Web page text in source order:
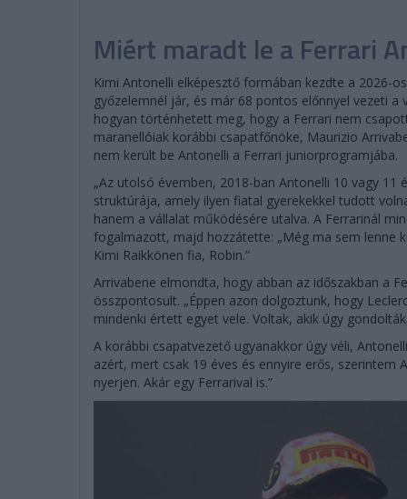
Miért maradt le a Ferrari
Kimi Antonelli elképesztő formában kezdte a 2026-
győzelemnél jár, és már 68 pontos előnnyel vezeti
hogyan történhetett meg, hogy a Ferrari nem
maranellóiak korábbi csapatfőnöke, Maurizio
nem került be Antonelli a Ferrari juniorprogramjába.
„Az utolsó évemben, 2018-ban Antonelli 10 vagy
struktúrája, amely ilyen fiatal gyerekekkel tudott
hanem a vállalat működésére utalva. A Ferrarinál
fogalmazott, majd hozzátette: „Még ma sem lenne
Kimi Raikkönen fia, Robin.”
Arrivabene elmondta, hogy abban az időszakban a
összpontosult. „Éppen azon dolgoztunk, hogy
mindenki értett egyet vele. Voltak, akik úgy
A korábbi csapatvezető ugyanakkor úgy véli,
azért, mert csak 19 éves és ennyire erős, szerintem
nyerjen. Akár egy Ferrarival is.”